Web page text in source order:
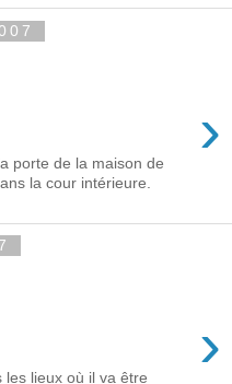
›
porte de la maison de
la cour intérieure.
›
lieux où il va être